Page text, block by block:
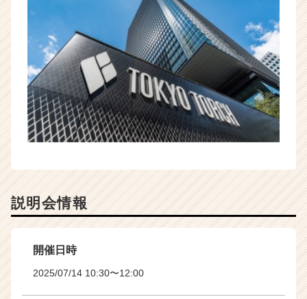
説明会情報
開催日時
2025/07/14 10:30〜12:00